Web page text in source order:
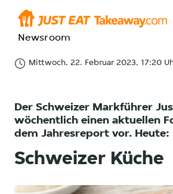
Newsroom
Mittwoch, 22. Februar 2023, 17:20
Der Schweizer Markführer
wöchentlich einen aktuellen
dem Jahresreport vor. Heute:
Schweizer Küche